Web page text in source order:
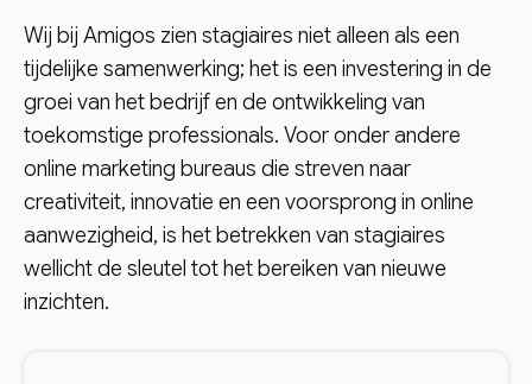
Wij bij Amigos zien stagiaires niet alleen als een
tijdelijke samenwerking; het is een investering in de
groei van het bedrijf en de ontwikkeling van
toekomstige professionals. Voor onder andere
online marketing bureaus die streven naar
creativiteit, innovatie en een voorsprong in online
aanwezigheid, is het betrekken van stagiaires
wellicht de sleutel tot het bereiken van nieuwe
inzichten.